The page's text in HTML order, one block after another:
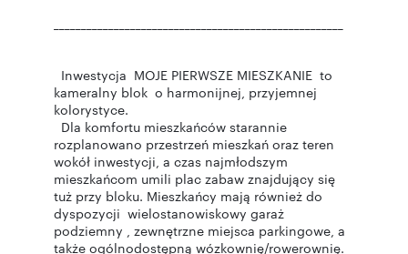
Inwestycja MOJE PIERWSZE MIESZKANIE to
kameralny blok o harmonijnej, przyjemnej
kolorystyce.
Dla komfortu mieszkańców starannie
rozplanowano przestrzeń mieszkań oraz teren
wokół inwestycji, a czas najmłodszym
mieszkańcom umili plac zabaw znajdujący się
tuż przy bloku. Mieszkańcy mają również do
dyspozycji wielostanowiskowy garaż
podziemny , zewnętrzne miejsca parkingowe, a
także ogólnodostępną wózkownię/rowerownię.